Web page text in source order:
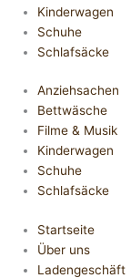
Kinderwagen
Schuhe
Schlafsäcke
Anziehsachen
Bettwäsche
Filme & Musik
Kinderwagen
Schuhe
Schlafsäcke
Startseite
Über uns
Ladengeschäft